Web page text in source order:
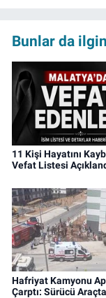
Bunlar da
11 Kişi Hayatını
Vefat Listesi
Hafriyat Kamyonu
Çarptı: Sürücü Araçta